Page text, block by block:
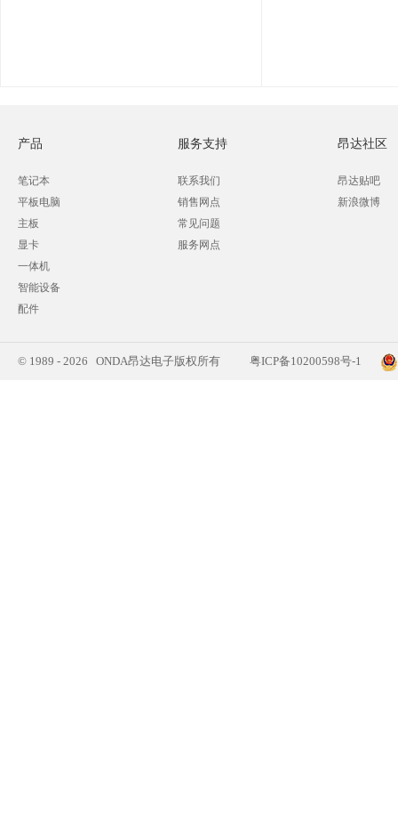
产品
笔记本
平板电脑
主板
显卡
一体机
智能设备
配件
服务支持
联系我们
销售网点
常见问题
服务网点
昂达社区
昂达贴吧
新浪微博
© 1989 - 2026 ONDA昂达电子版权所有 粤ICP备10200598号-1